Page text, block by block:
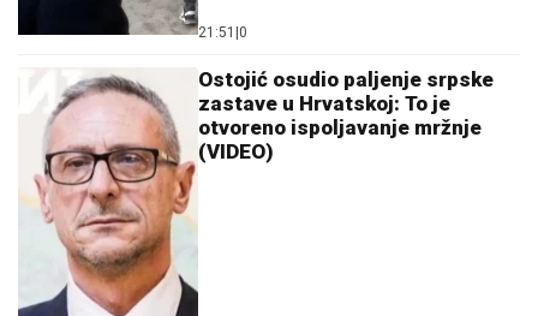
21:51 0
Ostojić osudio paljenje srpske
zastave u Hrvatskoj: To je
otvoreno ispoljavanje mržnje
(VIDEO)